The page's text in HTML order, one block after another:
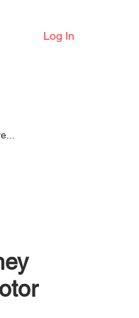
Log In